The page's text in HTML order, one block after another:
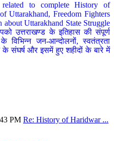
to complete History of
Uttarakhand, Freedom Fighters
Uttarakhand State Struggle
उत्तराखण्ड के इतिहास की संपूर्ण
विभिन्न जन-आन्दोलनों, स्वतंत्रता
के संघर्ष और इसमें हुए शहीदों के बारे में
PM Re: History of Haridwar ...